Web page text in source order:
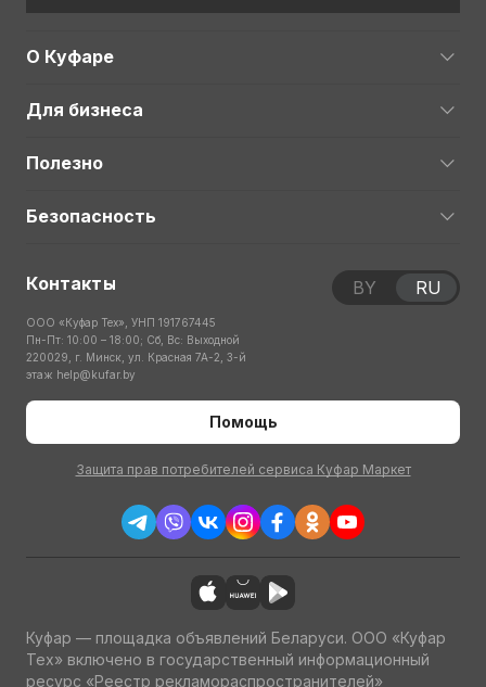
О Куфаре
Для бизнеса
Полезно
Безопасность
Контакты
ООО «Куфар Тех», УНП 191767445
Пн-Пт: 10:00 – 18:00; Сб, Вс: Выходной
220029, г. Минск, ул. Красная 7А-2, 3-й
этаж help@kufar.by
Помощь
Защита прав потребителей сервиса Куфар Маркет
BY RU
Куфар — площадка объявлений Беларуси. ООО «Куфар
Тех» включено в государственный информационный
ресурс «Реестр рекламораспространителей»